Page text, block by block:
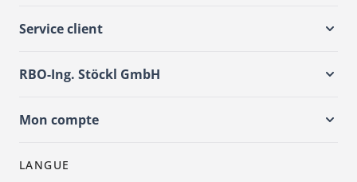
Service client
RBO-Ing. Stöckl GmbH
Mon compte
LANGUE